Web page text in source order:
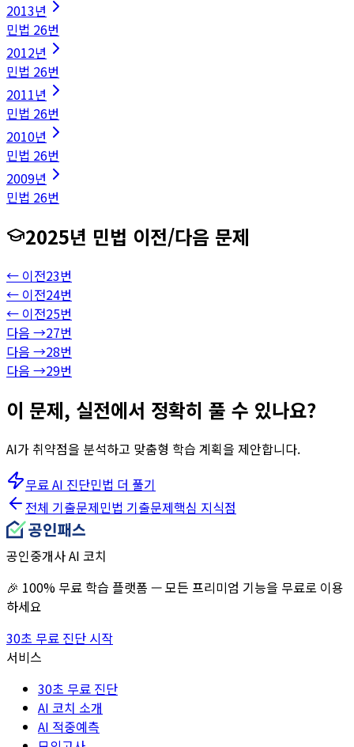
2013년
민법 26번
2012년
민법 26번
2011년
민법 26번
2010년
민법 26번
2009년
민법 26번
2025년 민법 이전/다음 문제
← 이전23번
← 이전24번
← 이전25번
다음 →27번
다음 →28번
다음 →29번
이 문제, 실전에서 정확히 풀 수 있나요?
AI가 취약점을 분석하고 맞춤형 학습 계획을 제안합니다.
무료 AI 진단민법 더 풀기
전체 기출문제민법 기출문제핵심 지식점
공인중개사 AI 코치
🎉 100% 무료 학습 플랫폼 — 모든 프리미엄 기능을 무료로 이용
하세요
30초 무료 진단 시작
서비스
30초 무료 진단
AI 코치 소개
AI 적중예측